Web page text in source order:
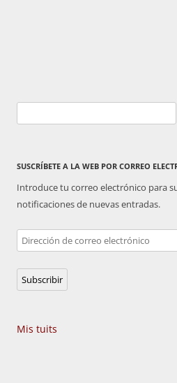
SUSCRÍBETE A LA WEB POR CORREO
Introduce tu correo electrónico para
notificaciones de nuevas entradas.
Dirección
de
correo
electrónico
Subscribir
Mis tuits